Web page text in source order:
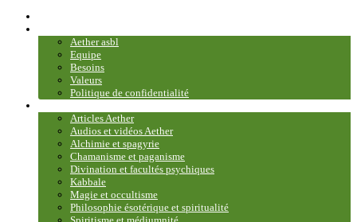
Aether asbl
Equipe
Besoins
Valeurs
Politique de confidentialité
Articles Aether
Audios et vidéos Aether
Alchimie et spagyrie
Chamanisme et paganisme
Divination et facultés psychiques
Kabbale
Magie et occultisme
Philosophie ésotérique et spiritualité